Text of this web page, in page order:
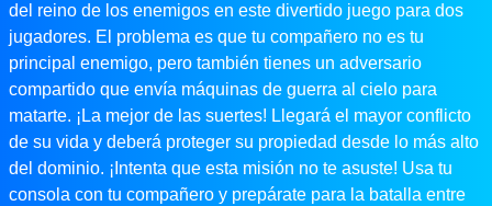
del reino de los enemigos en este divertido juego para dos
jugadores. El problema es que tu compañero no es tu
principal enemigo, pero también tienes un adversario
compartido que envía máquinas de guerra al cielo para
matarte. ¡La mejor de las suertes! Llegará el mayor conflicto
de su vida y deberá proteger su propiedad desde lo más alto
del dominio. ¡Intenta que esta misión no te asuste! Usa tu
consola con tu compañero y prepárate para la batalla entre